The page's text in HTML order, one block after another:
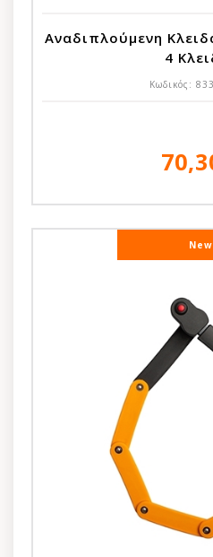
Αναδιπλούμενη
4
Κωδικός:
New